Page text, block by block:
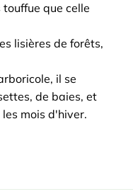
que celle
lisières de forêts,
il se
de baies, et
mois d'hiver.